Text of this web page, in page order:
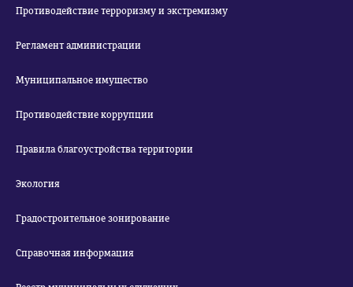
Противодействие терроризму и экстремизму
Регламент администрации
Муниципальное имущество
Противодействие коррупции
Правила благоустройства территории
Экология
Градостроительное зонирование
Справочная информация